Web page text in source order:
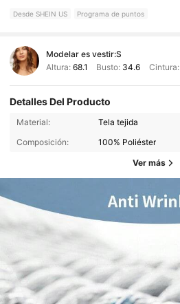
Desde SHEIN US Programa de puntos
Modelar es vestir:S
Altura: 68.1 Busto: 34.6 Cintura:
Detalles Del Producto
Material:
Tela tejida
Composición:
100% Poliéster
Ver más
4.88 823K Seguidores